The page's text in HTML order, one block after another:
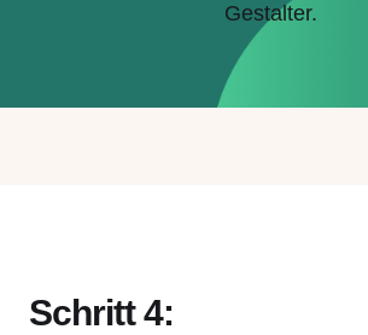
Gestalter.
Schritt 4: